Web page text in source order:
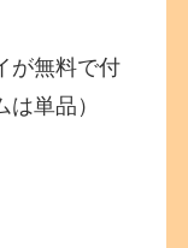
が無料で付
単品）